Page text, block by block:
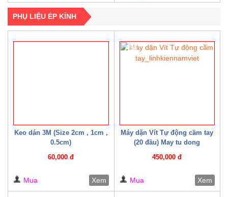
PHỤ LIỆU ÉP KÍNH
Keo dán 3M (Size 2cm , 1cm ,
0.5cm)
60,000 đ
Mua Xem
Máy dặn Vít Tự động cầm tay
(20 đầu) May tu dong
450,000 đ
4%
Mua Xem